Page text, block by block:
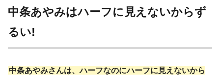
中条あやみはハーフに見えないからず
るい!
中条あやみさんは、ハーフなのにハーフに見えないから